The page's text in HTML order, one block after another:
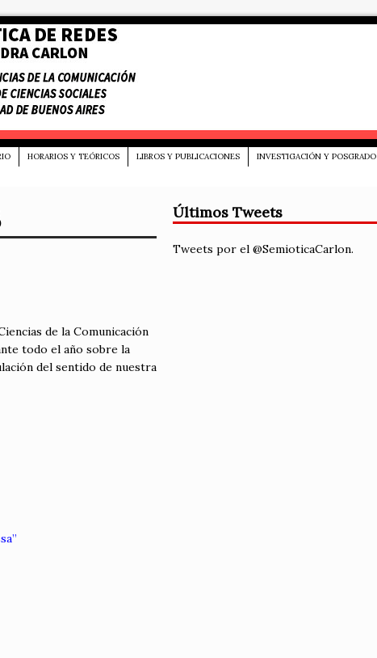
HORARIOS Y TEÓRICOS LIBROS Y PUBLICACIONES
INVESTIGACIÓN Y POSGRADO
de la Comunicación
todo el año sobre la
del sentido de nuestra
Últimos Tweets
Tweets por el @SemioticaCarlon.